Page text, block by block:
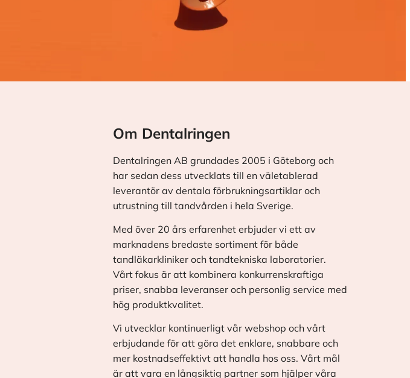
Om Dentalringen
Dentalringen AB grundades 2005 i Göteborg och
har sedan dess utvecklats till en väletablerad
leverantör av dentala förbrukningsartiklar och
utrustning till tandvården i hela Sverige.
Med över 20 års erfarenhet erbjuder vi ett av
marknadens bredaste sortiment för både
tandläkarkliniker och tandtekniska laboratorier.
Vårt fokus är att kombinera konkurrenskraftiga
priser, snabba leveranser och personlig service med
hög produktkvalitet.
Vi utvecklar kontinuerligt vår webshop och vårt
erbjudande för att göra det enklare, snabbare och
mer kostnadseffektivt att handla hos oss. Vårt mål
är att vara en långsiktig partner som hjälper våra